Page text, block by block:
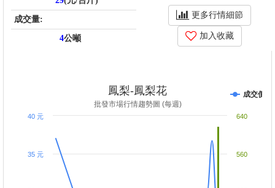
成交量:
4公噸
更多行情細節
加入收藏
鳳梨-鳳梨花
批發市場行情趨勢圖 (每週)
成交價
35 元
40 元
560
640